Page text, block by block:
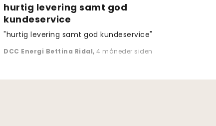
hurtig levering samt god
kundeservice
"hurtig levering samt god kundeservice"
DCC Energi Bettina Ridal, 4 måneder siden